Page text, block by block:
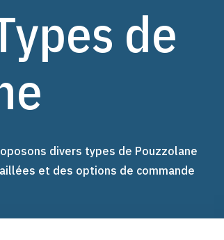
de
divers types de Pouzzolane
et des options de commande